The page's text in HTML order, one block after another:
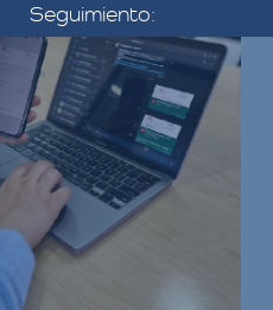
Seguimiento:
que se aprueba la
se confirma la fecha y
mudanza. Se coordina
y se establecen los
detalles finales.​